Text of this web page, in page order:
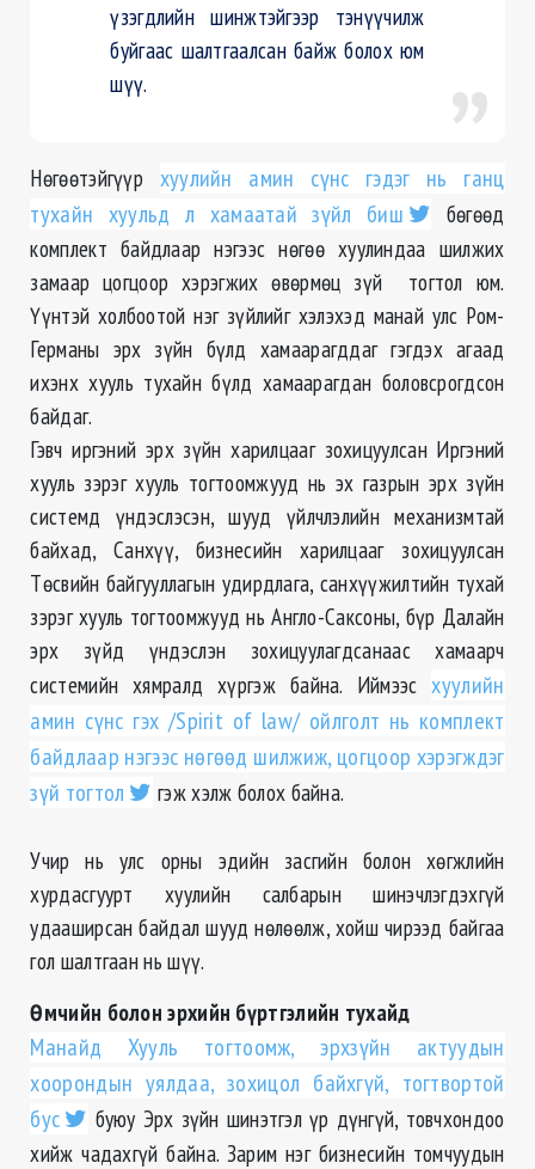
үзэгдлийн шинжтэйгээр тэнүүчилж
буйгаас шалтгаалсан байж болох юм
шүү.
Нөгөөтэйгүүр хуулийн амин сүнс гэдэг нь ганц
тухайн хуульд л хамаатай зүйл биш
бөгөөд
комплект байдлаар нэгээс нөгөө хуулиндаа шилжих
замаар цогцоор хэрэгжих өвөрмөц зүй тогтол юм.
Үүнтэй холбоотой нэг зүйлийг хэлэхэд манай улс Ром-
Германы эрх зүйн бүлд хамаарагддаг гэгдэх агаад
ихэнх хууль тухайн бүлд хамаарагдан боловсрогдсон
байдаг.
Гэвч иргэний эрх зүйн харилцааг зохицуулсан Иргэний
хууль зэрэг хууль тогтоомжууд нь эх газрын эрх зүйн
системд үндэслэсэн, шууд үйлчлэлийн механизмтай
байхад, Санхүү, бизнесийн харилцааг зохицуулсан
Төсвийн байгууллагын удирдлага, санхүүжилтийн тухай
зэрэг хууль тогтоомжууд ньАнгло-Саксоны, бүр Далайн
эрх зүйд үндэслэн зохицуулагдсанаас хамаарч
системийн хямралд хүргэж байна. Иймээсхуулийн
амин сүнс гэх /Spirit of law/ ойлголт нь комплект
байдлаар нэгээс нөгөөд шилжиж, цогцоор хэрэгждэг
зүй тогтол
гэж хэлж болох байна.
Учир нь улс орны эдийн засгийн болон хөгжлийн
хурдасгуурт хуулийн салбарын шинэчлэгдэхгүй
удааширсан байдал шууд нөлөөлж, хойш чирээд байгаа
гол шалтгаан нь шүү.
Өмчийн болон эрхийн бүртгэлийн тухайд
Манайд Хууль тогтоомж, эрхзүйн актуудын
хоорондын уялдаа, зохицол байхгүй, тогтвортой
бус
буюу Эрх зүйн шинэтгэл үр дүнгүй, товчхондоо
хийж чадахгүй байна. Зарим нэг бизнесийн томчуудын